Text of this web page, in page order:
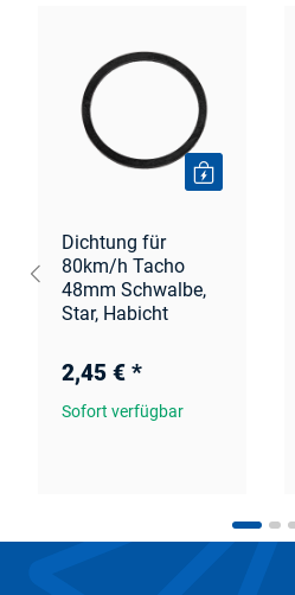
Dichtung für
80km/h Tacho
48mm Schwalbe,
Star, Habicht
2,45 € *
Sofort verfügbar